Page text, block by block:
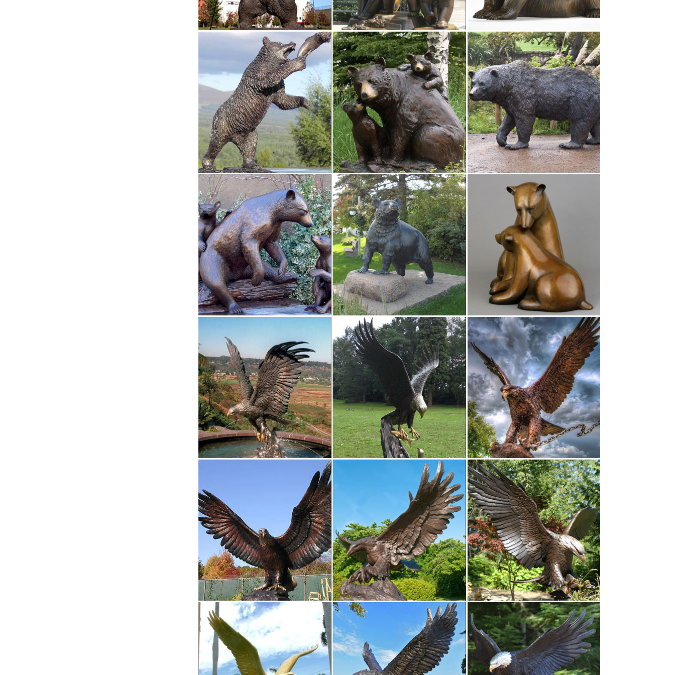
Каталог статуэток СССР, цены на аукционе Соберу.ру
Купить статуэтки СССР, цена на аукционе Соберу.ру – продажа статуэток времен СССР: стоимость, фото.Увеличить
собака,СССР,Константиновка 70х. 2штуки на фото 600 руб.Что касается рельефного декорирования, им предполагается
встраивание в материал за счет…
Статуэтки собак цены от 60.00 руб. Статуэтки собак купить…
Статуэтки собак, более 1216 моделей в каталоге. Статуэтки собак в Москве с быстрой доставкой по России, фото,
характеристики товара.Комплект из 6-Ти Фигурок "Собачка", высота 5см.
Эскизы коллекции "Собаки, символ 2018 года"
В нашем интернет-магазине КТОТОТАМ.РФ можно купить готовые подарки или образцы игрушек.Полное или частичное
копирование материалов с ktototam.ru возможно только с разрешения администрации.Собака из фетра, коллекция символов
года.
Фигурки Собак 2018.Магазин Смешных… | 50podarkov.ru
Фигурки Собак 2018.Магазин денежных собак.Сьтатуэтки собак.Купить статуэтку собаки де20шево 18 в Москве.Декор из
натуральных материалов.
Сувениры в виде статуэтки собаки в интернет-магазине…
Сувенирные статуэтки собак. Статуэтка Большой Йоркшир арт. 240N. Цена: 10 950 руб. Купить.Статуэтки и фигурки собак из
Италии. Как известно, по восточному календарю символ следующего 2018 года – собака.
Статуэтки собак, купить фигурку собаки в интернет-магазине…
Интернет-магазин Lares.ru предлагает Вам купить фигурку собаки по низким ценам. В нашем каталоге вы можете выбрать
статуэтки собак с доставкой по Москве, а также всей России.В связи с государственными праздничными днями, все заказы
сделанные с 27.12.2017 после 16…
фигурки собак из бронзы различных пород, овчарки бронзовые…
Код товара: 2118_GE. Фигурка собаки символизирует собой верность, преданность, благополучие.Cобака, статуэтка из бронзы,
бронзовое литье, Материал: Бронза, Покрытие – эмаль, лак, Вид: Интерьерная, настольная, каминная, подарочная, арт.
Фигурки и статуэтки разных животных в доме. Их значение.
Фигурки и статуэтки разных животных можно увидеть почти в каждом доме.Люди изготавливали их изображения в виде
статуэток и тотемов из подручных материалов.Великие боги и богини Олимпа имели символом различных животных.
Dog Figurines – Купить Dog Figurines недорого из Китая на AliExpress
1,304 результатов. H & D купить получить 1 на 50% (добавить 2) 1.8 дюймов прозрачного хрусталя фигурки
собакиПовседневной коллекции смолы такса собака статуэтки, украшения дома Интимные аксессуары и Сказочный Сад
миниатюрные украшения и …
Статуэтки и фигурки собаки, овчарки, спаниеля, мопса…
Интернет-магазин Art East предлагает купить фигурки собак и статуэтки собак с доставкой по России, Украине,
Белоруссии.Когда-то фигурки собак из фарфора были столь же популярны, как и знаменитые семь слоников,
символизирующие счастье и достаток.
Купить бронзовую статуэтку собаки на подставке в магазине…
В магазине статуэток домашних животных и знаков восточного календаря ПНХП "Золотая антилопа" можно купить бронзовую
статуэтку собаки на подставке из змеевика.Материал. натуральный камень змеевик, патинированная бронза. Тип упаковки.
Размеры.
Фигурки из стекла, собаки – символ 2018 года – купить…
Купить. в закладки. сравнение. Фигурка "Пес" №04-23ST.Шкатулки фбж. – символ 2018. С Видами Крыма.